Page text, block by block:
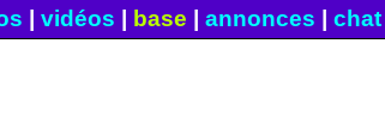
vidéos base annonces chat|